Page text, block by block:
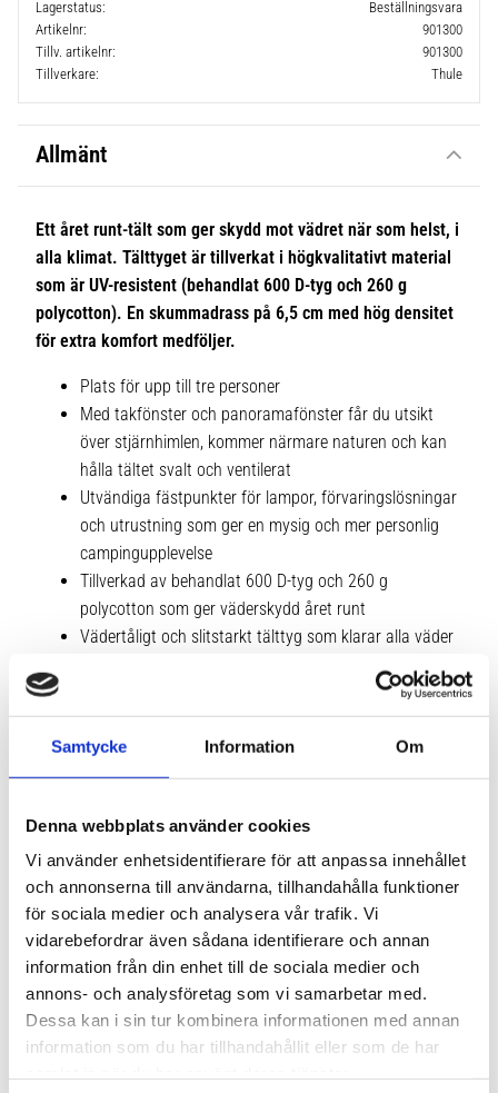
Samtycke Information Om
Denna webbplats använder cookies
Vi använder enhetsidentifierare för att anpassa innehållet
och annonserna till användarna, tillhandahålla funktioner
för sociala medier och analysera vår trafik. Vi
vidarebefordrar även sådana identifierare och annan
information från din enhet till de sociala medier och
annons- och analysföretag som vi samarbetar med.
Dessa kan i sin tur kombinera informationen med annan
information som du har tillhandahållit eller som de har
Lagerstatus
Beställningsvara
Artikelnr
901300
Tillv. artikelnr
901300
Tillverkare
Thule
Allmänt
Ett året runt-tält som ger skydd mot vädret när som helst, i
alla klimat. Tälttyget är tillverkat i högkvalitativt material
som är UV-resistent (behandlat 600 D-tyg och 260 g
polycotton). En skummadrass på 6,5 cm med hög densitet
för extra komfort medföljer.
Plats för upp till tre personer
Med takfönster och panoramafönster får du utsikt
över stjärnhimlen, kommer närmare naturen och kan
hålla tältet svalt och ventilerat
Utvändiga fästpunkter för lampor, förvaringslösningar
och utrustning som ger en mysig och mer personlig
campingupplevelse
Tillverkad av behandlat 600 D-tyg och 260 g
polycotton som ger väderskydd året runt
Vädertåligt och slitstarkt tälttyg som klarar alla väder
Nätpaneler ger god ventilation och större luftflöde
Fyra stora innerfickor för att förvara utrustning och
campingtillbehör
för extra komfort medföljer
Tekniska specifikationer